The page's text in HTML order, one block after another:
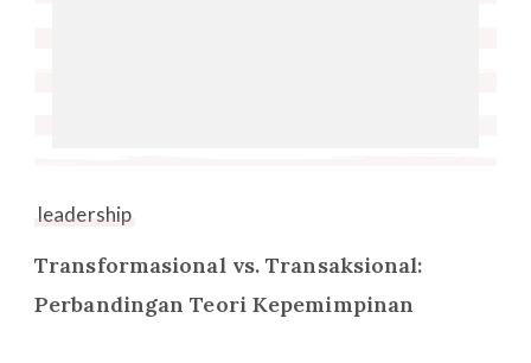
leadership
Transformasional vs. Transaksional:
Perbandingan Teori Kepemimpinan